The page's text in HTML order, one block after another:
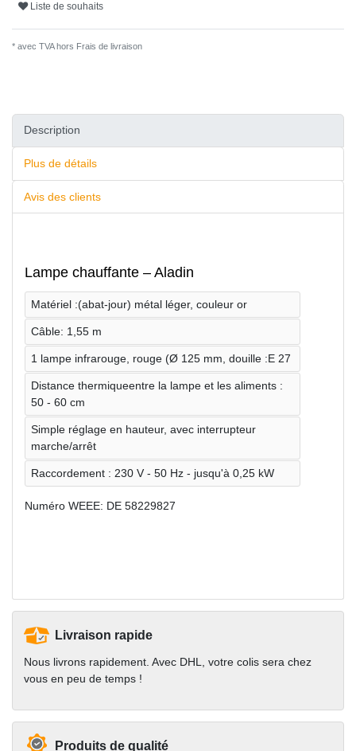
Liste de souhaits
* avec TVA hors Frais de livraison
Description
Plus de détails
Avis des clients
Lampe chauffante – Aladin
Matériel :(abat-jour) métal léger, couleur or
Câble: 1,55 m
1 lampe infrarouge, rouge (Ø 125 mm, douille :E 27
Distance thermiqueentre la lampe et les aliments :
50 - 60 cm
Simple réglage en hauteur, avec interrupteur
marche/arrêt
Raccordement : 230 V - 50 Hz - jusqu'à 0,25 kW
Numéro WEEE: DE 58229827
Livraison rapide
Nous livrons rapidement. Avec DHL, votre colis sera chez
vous en peu de temps !
Produits de qualité